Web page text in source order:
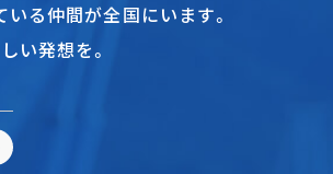
る仲間が全国にいます。
い発想を。